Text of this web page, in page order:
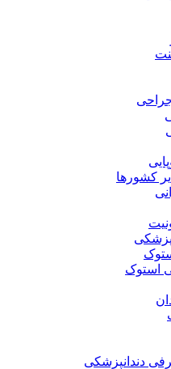
جراحی
کشورها
استوک
دندانپزشکی